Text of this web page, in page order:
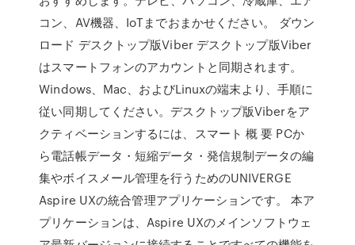
コン、AV機器、IoTまでおまかせください。 ダウン
ロード デスクトップ版Viber デスクトップ版Viber
はスマートフォンのアカウントと同期されます。
Windows、Mac、およびLinuxの端末より、手順に
従い同期してください。デスクトップ版Viberをア
クティベーションするには、スマート 概 要 PCか
ら電話帳データ・短縮データ・発信規制データの編
集やボイスメール管理を行うためのUNIVERGE
Aspire UXの統合管理アプリケーションです。 本ア
プリケーションは、Aspire UXのメインソフトウェ